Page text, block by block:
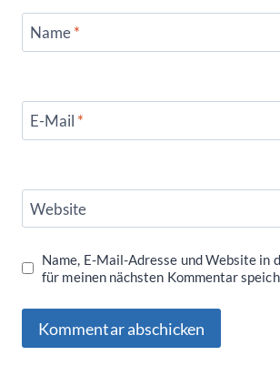
Name*
E-Mail *
Website
Name, E-Mail-Adresse und Website in
für meinen nächsten Kommentar